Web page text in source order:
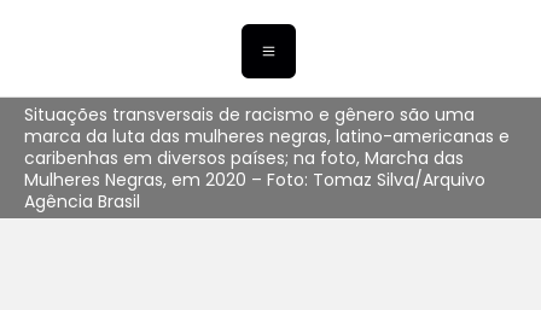
Situações transversais de racismo e gênero são uma
marca da luta das mulheres negras, latino-americanas e
caribenhas em diversos países; na foto, Marcha das
Mulheres Negras, em 2020 – Foto: Tomaz Silva/Arquivo
Agência Brasil